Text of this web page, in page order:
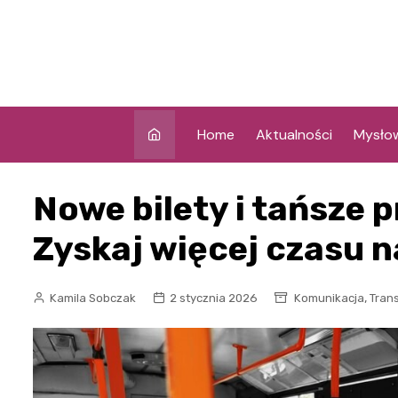
Home Aktualności
Nowe bilety i tańsze
Zyskaj więcej czasu
Kamila Sobczak 2 stycznia 2026 Komunikacja,